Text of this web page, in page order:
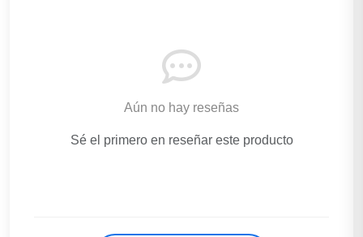
Aún no hay reseñas
Sé el primero en reseñar este producto